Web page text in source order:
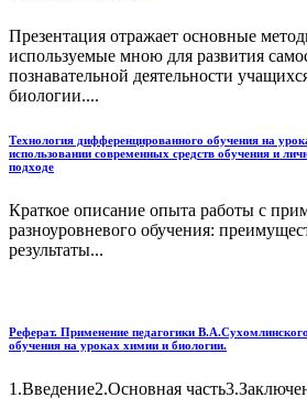
Презентация отражает основные
используемые мною для развития
познавательной деятельности
биологии....
Технология дифференцированного обучения на
использовании современных средств обучения и
подходе
Краткое описание опыта работы с
разноуровневого обучения:
результаты...
Реферат. Применение педагогики
обучения на уроках химии и биологии.
1.Введение2.Основная